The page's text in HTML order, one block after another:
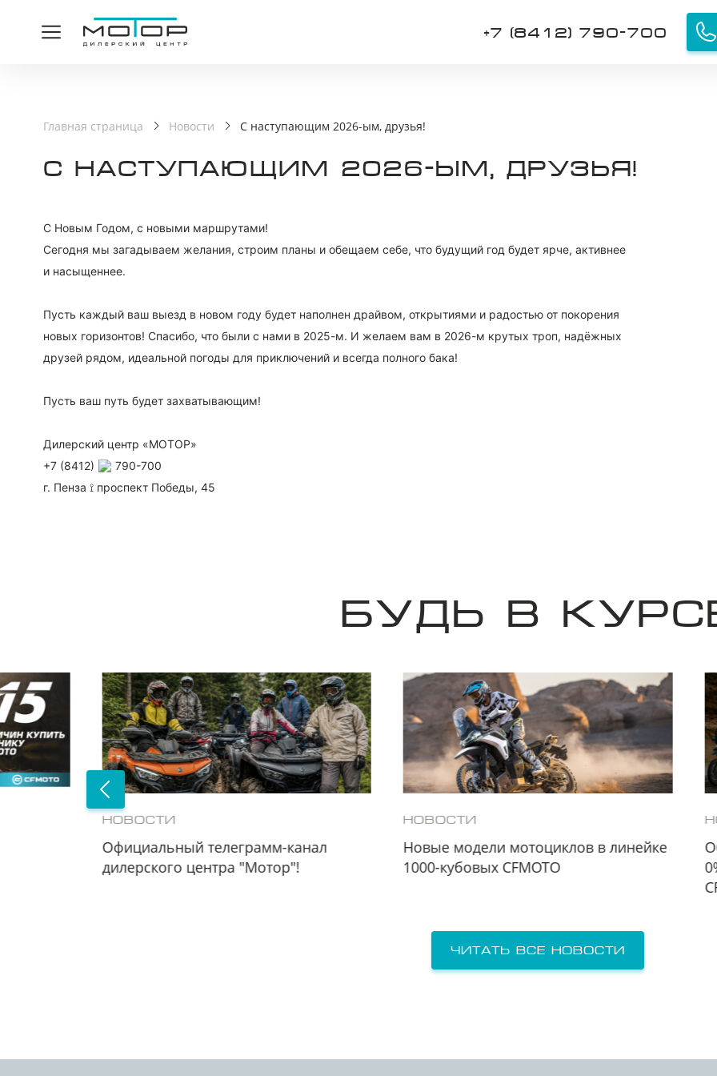
+7 (8412) 790-700
Главная страница Новости С наступающим 2026-ым, друзья!
С НАСТУПАЮЩИМ 2026-ЫМ, ДРУЗЬЯ!
С Новым Годом, с новыми маршрутами!
Сегодня мы загадываем желания, строим планы и обещаем себе, что будущий год будет ярче, активнее
и насыщеннее.
Пусть каждый ваш выезд в новом году будет наполнен драйвом, открытиями и радостью от покорения
новых горизонтов! Спасибо, что были с нами в 2025-м. И желаем вам в 2026-м крутых троп, надёжных
друзей рядом, идеальной погоды для приключений и всегда полного бака!
Пусть ваш путь будет захватывающим!
Дилерский центр «МОТОР»
+7 (8412)
790-700
г. Пенза ⟟ проспект Победы, 45
БУДЬ В
НОВОСТИ
Официальный телеграмм-канал
дилерского центра "Мотор"!
НОВОСТИ
Новые модели мотоциклов в линейке
1000-кубовых CFMOTO
Читать все новости
ОБРАТНАЯ СВЯЗЬ
Имя
Телефон
Я соглашаюсь наОбработку персональных данных
Я принимаю
СПАСИБО!
Ваша заявка принята, специалист свяжется с вами.